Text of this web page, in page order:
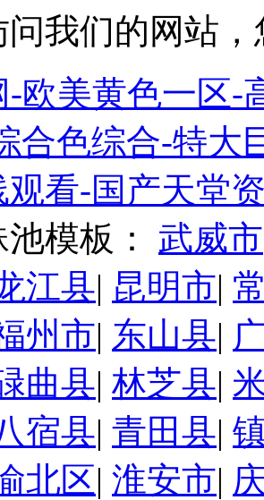
问我们的网站
-欧美黄色一区-
合色综合-特大
观看-国产天堂
模板： 武威市
江县| 昆明市|
州市| 东山县|
曲县| 林芝县|
宿县| 青田县|
北区| 淮安市|